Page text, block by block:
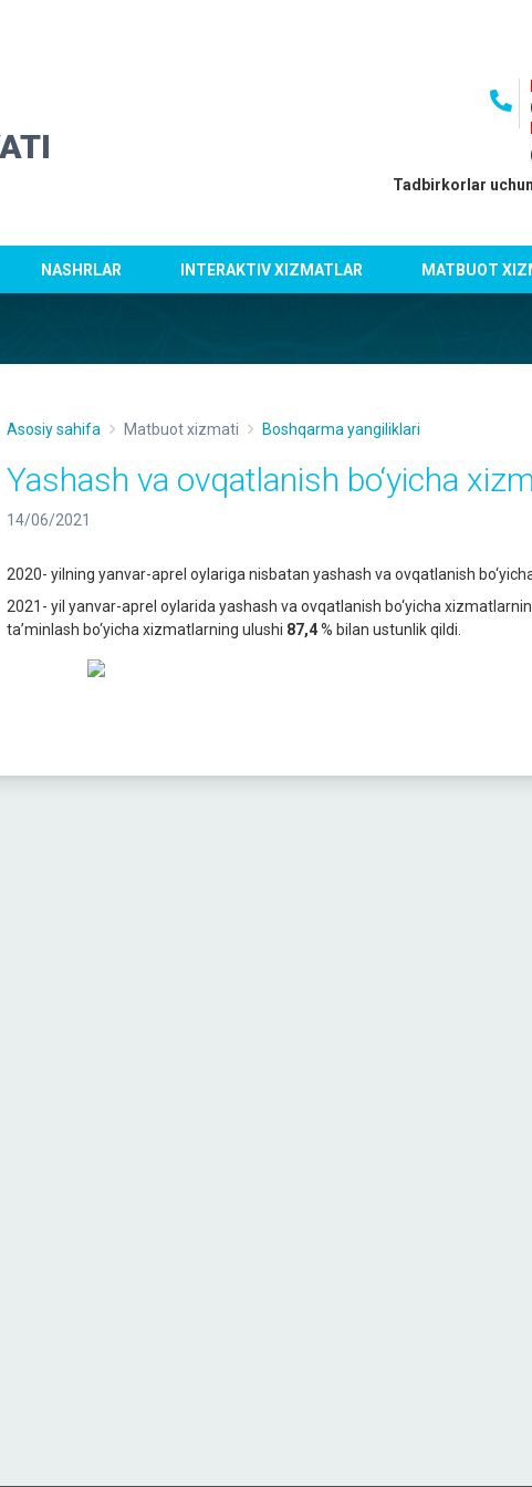
Tadbirkorlar
NASHRLAR INTERAKTIV XIZMATLAR MATBUOT
Asosiy sahifa Matbuot xizmati Boshqarma yangiliklari
Yashash va ovqatlanish bo‘yicha
14/06/2021
2020- yilning yanvar-aprel oylariga nisbatan yashash va ovqatlanish
2021- yil yanvar-aprel oylarida yashash va ovqatlanish bo‘yicha
ta’minlash bo‘yicha xizmatlarning ulushi 87,4% bilan ustunlik qildi.